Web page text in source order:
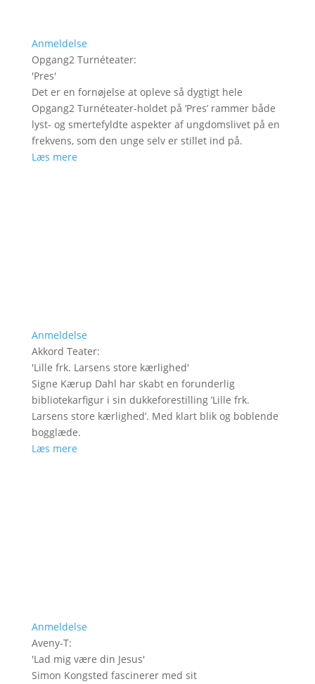
Anmeldelse
Opgang2 Turnéteater:
'Pres'
Det er en fornøjelse at opleve så dygtigt hele
Opgang2 Turnéteater-holdet på ’Pres’ rammer både
lyst- og smertefyldte aspekter af ungdomslivet på en
frekvens, som den unge selv er stillet ind på.
Læs mere
Anmeldelse
Akkord Teater:
'Lille frk. Larsens store kærlighed'
Signe Kærup Dahl har skabt en forunderlig
bibliotekarfigur i sin dukkeforestilling ’Lille frk.
Larsens store kærlighed’. Med klart blik og boblende
bogglæde.
Læs mere
Anmeldelse
Aveny-T:
'Lad mig være din Jesus'
Simon Kongsted fascinerer med sit